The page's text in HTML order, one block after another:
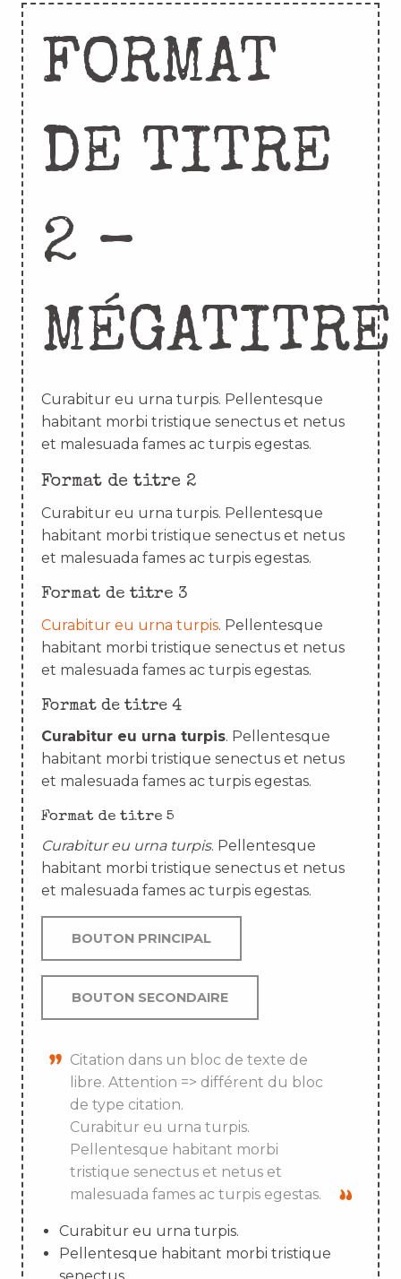
FORMAT
DE TITRE
2 –
MÉGATITRE
Curabitur eu urna turpis. Pellentesque
habitant morbi tristique senectus et netus
et malesuada fames ac turpis egestas.
Format de titre 2
Curabitur eu urna turpis. Pellentesque
habitant morbi tristique senectus et netus
et malesuada fames ac turpis egestas.
Format de titre 3
Curabitur eu urna turpis. Pellentesque
habitant morbi tristique senectus et netus
et malesuada fames ac turpis egestas.
Format de titre 4
Curabitur eu urna turpis. Pellentesque
habitant morbi tristique senectus et netus
et malesuada fames ac turpis egestas.
Format de titre 5
Curabitur eu urna turpis. Pellentesque
habitant morbi tristique senectus et netus
et malesuada fames ac turpis egestas.
BOUTON PRINCIPAL
BOUTON SECONDAIRE
Citation dans un bloc de texte de
libre. Attention => différent du bloc
de type citation.
Curabitur eu urna turpis.
Pellentesque habitant morbi
tristique senectus et netus et
malesuada fames ac turpis egestas.
Curabitur eu urna turpis.
Pellentesque habitant morbi tristique